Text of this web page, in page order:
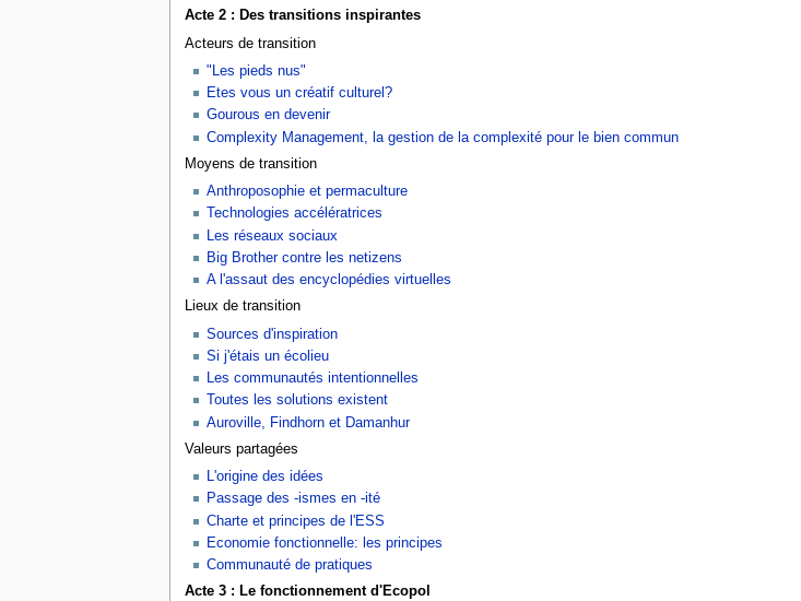
Acte 2 : Des transitions inspirantes
Acteurs de transition
"Les pieds nus"
Etes vous un créatif culturel?
Gourous en devenir
Complexity Management, la gestion de la complexité pour le bien commun
Moyens de transition
Anthroposophie et permaculture
Technologies accélératrices
Les réseaux sociaux
Big Brother contre les netizens
A l'assaut des encyclopédies virtuelles
Lieux de transition
Sources d'inspiration
Si j'étais un écolieu
Les communautés intentionnelles
Toutes les solutions existent
Auroville, Findhorn et Damanhur
Valeurs partagées
L'origine des idées
Passage des -ismes en -ité
Charte et principes de l'ESS
Economie fonctionnelle: les principes
Communauté de pratiques
Acte 3 : Le fonctionnement d'Ecopol